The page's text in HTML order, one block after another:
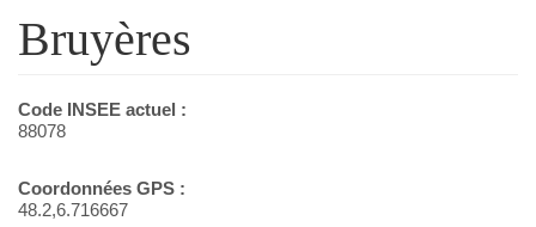
Bruyères
Code INSEE actuel :
88078
Coordonnées GPS :
48.2,6.716667